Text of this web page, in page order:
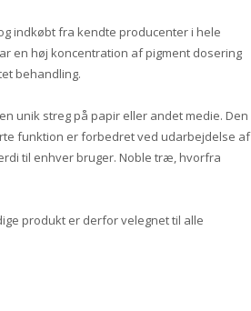
indkøbt fra kendte producenter i hele
en høj koncentration af pigment dosering
behandling.
unik streg på papir eller andet medie. Den
funktion er forbedret ved udarbejdelse af
til enhver bruger. Noble træ, hvorfra
produkt er derfor velegnet til alle